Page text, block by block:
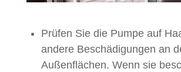
Prüfen Sie die Pumpe auf
andere Beschädigungen an
Außenflächen. Wenn sie